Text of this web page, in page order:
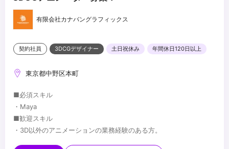
有限会社カナバングラフィックス
契約社員 3DCGデザイナー 土日祝休み 年間休日120日以上
東京都中野区本町
■必須スキル
・Maya
■歓迎スキル
・3D以外のアニメーションの業務経験のある方。